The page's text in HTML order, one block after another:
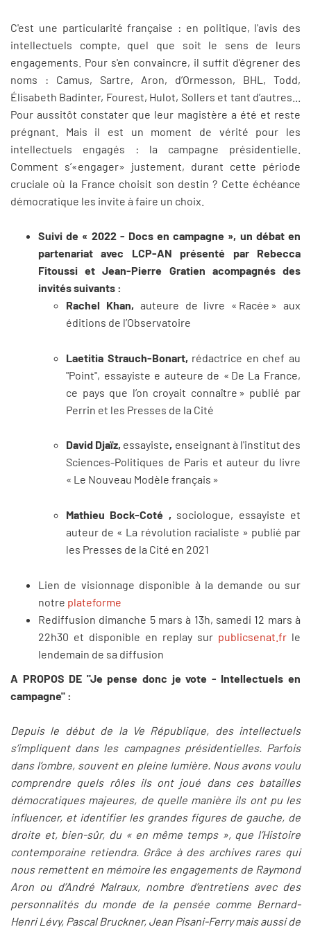
C'est une particularité française : en politique, l'avis des
intellectuels compte, quel que soit le sens de leurs
engagements. Pour s'en convaincre, il suffit d'égrener des
noms : Camus, Sartre, Aron, d’Ormesson, BHL, Todd,
Élisabeth Badinter, Fourest, Hulot, Sollers et tant d’autres...
Pour aussitôt constater que leur magistère a été et reste
prégnant. Mais il est un moment de vérité pour les
intellectuels engagés : la campagne présidentielle.
Comment s’«engager» justement, durant cette période
cruciale où la France choisit son destin ? Cette échéance
démocratique les invite à faire un choix.
Suivi de « 2022 - Docs en campagne », un débat en
partenariat avec LCP-AN présenté par Rebecca
Fitoussi et Jean-Pierre Gratien acompagnés des
invités suivants :
Rachel Khan, auteure de livre « Racée » aux
éditions de l’Observatoire
Laetitia Strauch-Bonart, rédactrice en chef au
"Point", essayiste e auteure de « De La France,
ce pays que l’on croyait connaître » publié par
Perrin et les Presses de la Cité
David Djaïz, essayiste, enseignant à l'institut des
Sciences-Politiques de Paris et auteur du livre
« Le Nouveau Modèle français »
Mathieu Bock-Coté , sociologue, essayiste et
auteur de « La révolution racialiste » publié par
les Presses de la Cité en 2021
Lien de visionnage disponible à la demande ou sur
notre plateforme
Rediffusion dimanche 5 mars à 13h, samedi 12 mars à
22h30 et disponible en replay sur publicsenat.fr le
lendemain de sa diffusion
A PROPOS DE "Je pense donc je vote - Intellectuels en
campagne" :
Depuis le début de la Ve République, des intellectuels
s’impliquent dans les campagnes présidentielles. Parfois
dans l’ombre, souvent en pleine lumière. Nous avons voulu
comprendre quels rôles ils ont joué dans ces batailles
démocratiques majeures, de quelle manière ils ont pu les
influencer, et identifier les grandes figures de gauche, de
droite et, bien-sûr, du « en même temps », que l’Histoire
contemporaine retiendra. Grâce à des archives rares qui
nous remettent en mémoire les engagements de Raymond
Aron ou d’André Malraux, nombre d’entretiens avec des
personnalités du monde de la pensée comme Bernard-
Henri Lévy, Pascal Bruckner, Jean Pisani-Ferry mais aussi de